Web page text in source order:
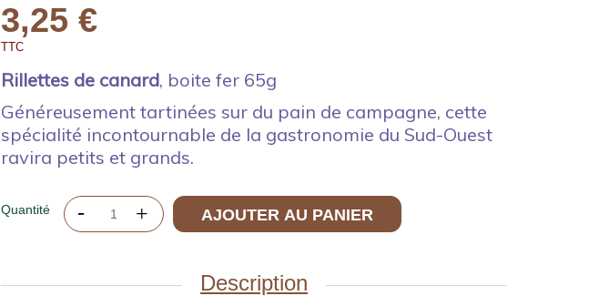
3,25 €
TTC
Rillettes de canard, boite fer 65g
Généreusement tartinées sur du pain de campagne, cette
spécialité incontournable de la gastronomie du Sud-Ouest
ravira petits et grands.
Quantité AJOUTER AU PANIER
Description